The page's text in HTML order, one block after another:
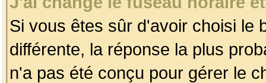
Si vous êtes sûr d'avoir choisi le
différente, la réponse la plus
n'a pas été conçu pour gérer le